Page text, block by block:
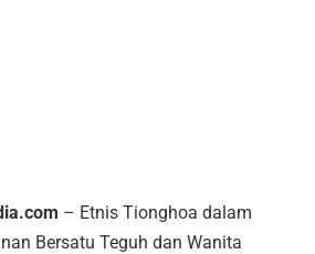
– Etnis Tionghoa dalam
Bersatu Teguh dan Wanita